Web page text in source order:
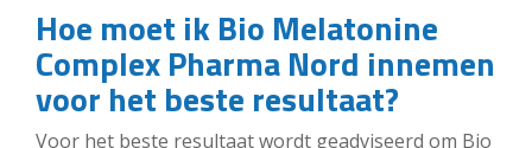
Hoe moet ik Bio Melatonine
Complex Pharma Nord innemen
voor het beste resultaat?
Voor het beste resultaat wordt geadviseerd om Bio